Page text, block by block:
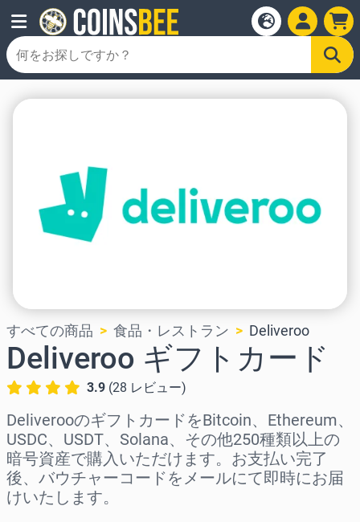
すべての商品 食品・レストラン Deliveroo
Deliveroo ギフトカード
3.9 (28 レビュー)
DeliverooのギフトカードをBitcoin、Ethereum、
USDC、USDT、Solana、その他250種類以上の
暗号資産で購入いただけます。お支払い完了
後、バウチャーコードをメールにて即時にお届
けいたします。